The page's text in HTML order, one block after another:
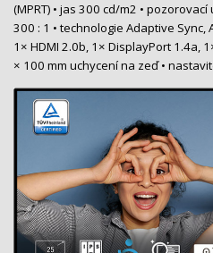
(MPRT) • jas 300 cd/m2 •
300 : 1 • technologie Adaptive Sync,
1× HDMI 2.0b, 1× DisplayPort 1.4a,
× 100 mm uchycení na zeď •